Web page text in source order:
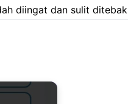
diingat dan sulit ditebak